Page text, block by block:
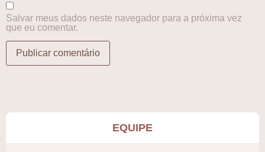
Salvar meus dados neste navegador para a próxima vez
que eu comentar.
EQUIPE